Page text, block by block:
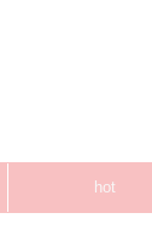
hot